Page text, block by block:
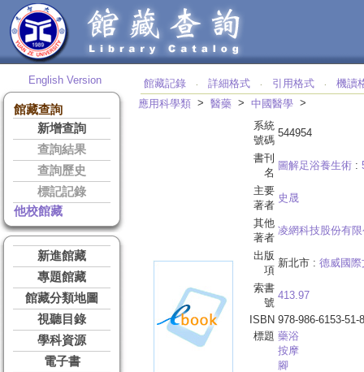
English Version
館藏查詢
新增查詢
查詢結果
查詢歷史
標記記錄
他校館藏
新進館藏
專題館藏
館藏分類地圖
視聽目錄
學科資源
電子書
館藏記錄 ‧ 詳細格式 ‧ 引用格式 ‧
機讀
應用科學類 > 醫藥 > 中國醫學 >
系統
號碼
544954
書刊
名
圖解足浴養生術 :
主要
著者
史晟
其他
著者
凌網科技股份有
出版
項
新北市 : 德威國際
索書
號
413.97
ISBN 978-986-6153-51-8
標題 藥浴
按摩
腳